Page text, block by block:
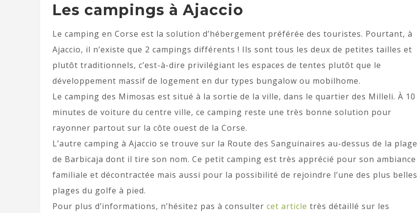
Les campings à Ajaccio
Le camping en Corse est la solution d’hébergement préférée des touristes. Pourtant, à
Ajaccio, il n’existe que 2 campings différents ! Ils sont tous les deux de petites tailles et
plutôt traditionnels, c’est-à-dire privilégiant les espaces de tentes plutôt que le
développement massif de logement en dur types bungalow ou mobilhome.
Le camping des Mimosas est situé à la sortie de la ville, dans le quartier des Milleli. À 10
minutes de voiture du centre ville, ce camping reste une très bonne solution pour
rayonner partout sur la côte ouest de la Corse.
L’autre camping à Ajaccio se trouve sur la Route des Sanguinaires au-dessus de la plage
de Barbicaja dont il tire son nom. Ce petit camping est très apprécié pour son ambiance
familiale et décontractée mais aussi pour la possibilité de rejoindre l’une des plus belles
plages du golfe à pied.
Pour plus d’informations, n’hésitez pas à consulter cet article très détaillé sur les